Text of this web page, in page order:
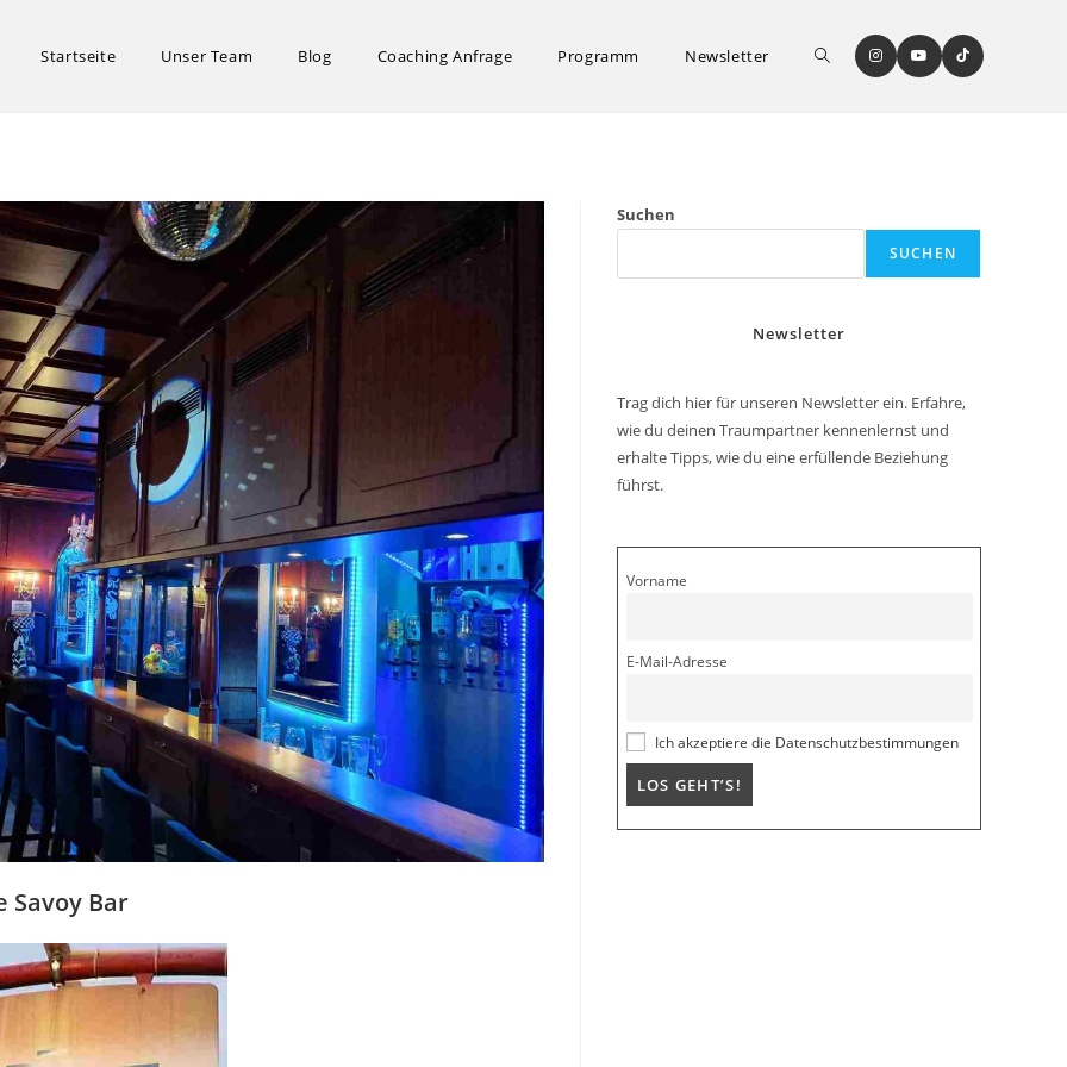
Startseite Unser Team Blog Coaching Anfrage Programm Newsletter Website-
umschalten
Savoy Bar
Suchen
SUCHEN
Newsletter
Trag dich hier für unseren Newsletter ein. Erfahre,
wie du deinen Traumpartner kennenlernst und
erhalte Tipps, wie du eine erfüllende Beziehung
führst.
Vorname
E-Mail-Adresse
Ich akzeptiere die Datenschutzbestimmungen